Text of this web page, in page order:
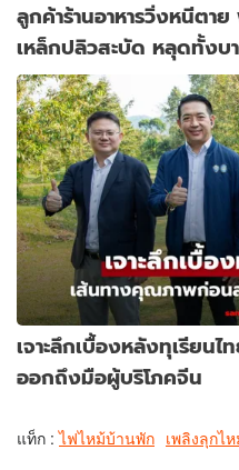
ลูกค้าร้านอาหารวิ่งหนีตา
เหล็กปลิวสะบัด หลุดทั้งบ
เจาะลึกเบื้องหลังทุเรีย
ออกถึงมือผู้บริโภคจีน
แท็ก :ไฟไหม้บ้านพัก เพลิงลุกไ